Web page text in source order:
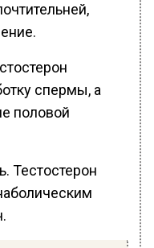
спермы, а
половой
Тестостерон